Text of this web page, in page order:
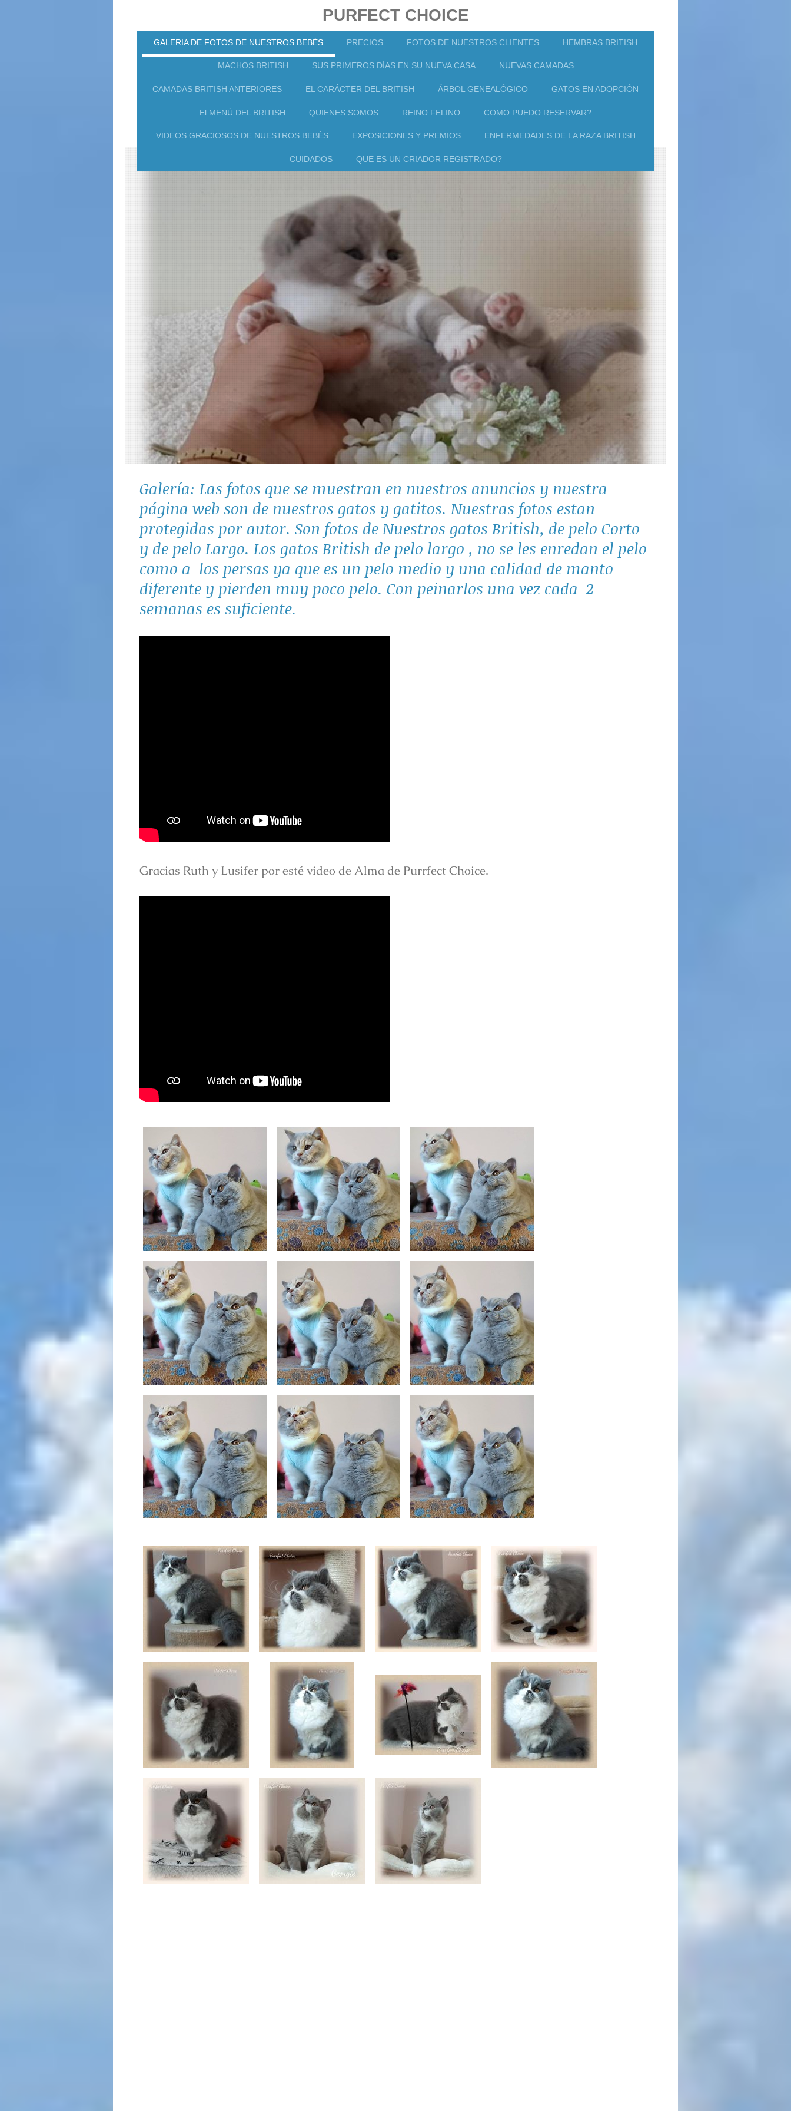
PURFECT CHOICE
GALERIA DE FOTOS DE NUESTROS BEBÉS PRECIOS FOTOS DE NUESTROS CLIENTES HEMBRAS BRITISH
MACHOS BRITISH SUS PRIMEROS DÍAS EN SU NUEVA CASA NUEVAS CAMADAS
CAMADAS BRITISH ANTERIORES EL CARÁCTER DEL BRITISH ÁRBOL GENEALÓGICO GATOS EN ADOPCIÓN
El MENÚ DEL BRITISH QUIENES SOMOS REINO FELINO COMO PUEDO RESERVAR?
VIDEOS GRACIOSOS DE NUESTROS BEBÉS EXPOSICIONES Y PREMIOS ENFERMEDADES DE LA RAZA BRITISH
CUIDADOS QUE ES UN CRIADOR REGISTRADO?
Galería: Las fotos que se muestran en nuestros anuncios y nuestra
página web son de nuestros gatos y gatitos. Nuestras fotos estan
protegidas por autor. Son fotos de Nuestros gatos British, de pelo Corto
y de pelo Largo. Los gatos British de pelo largo , no se les enredan el pelo
como a los persas ya que es un pelo medio y una calidad de manto
diferente y pierden muy poco pelo. Con peinarlos una vez cada 2
semanas es suficiente.
Gracias Ruth y Lusifer por esté video de Alma de Purrfect Choice.